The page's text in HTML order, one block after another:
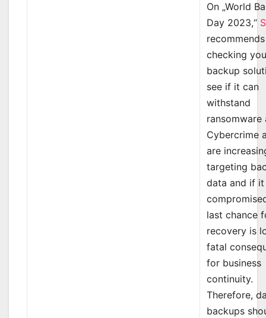
On „World
Day 2023,“
recommends
checking
backup
see if it can
withstand
ransomware
Cybercrime
are
targeting
data and if it
last chance
recovery is
fatal
for business
continuity.
Therefore,
backups